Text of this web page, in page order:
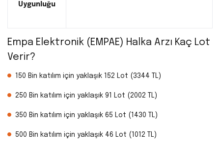
Uygunluğu
Empa Elektronik (EMPAE) Halka Arzı Kaç Lot
Verir?
150 Bin katılım için yaklaşık 152 Lot (3344 TL)
250 Bin katılım için yaklaşık 91 Lot (2002 TL)
350 Bin katılım için yaklaşık 65 Lot (1430 TL)
500 Bin katılım için yaklaşık 46 Lot (1012 TL)